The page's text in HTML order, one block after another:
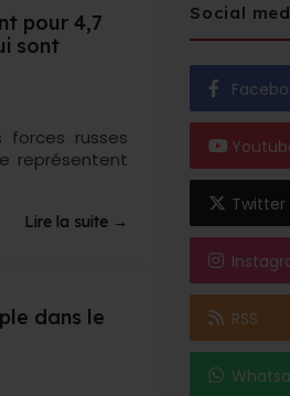
pour 4,7
sont
forces russes
représentent
Lire la suite →
dans le
Social
Twitter
RSS